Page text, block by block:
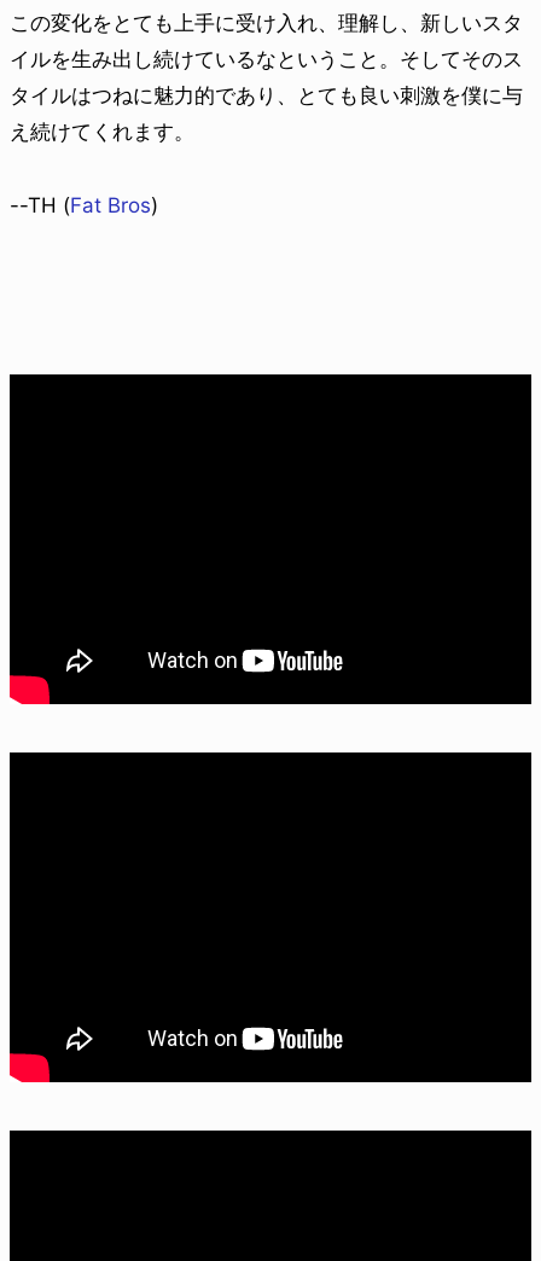
この変化をとても上手に受け入れ、理解し、新しいスタ
イルを生み出し続けているなということ。そしてそのス
タイルはつねに魅力的であり、とても良い刺激を僕に与
え続けてくれます。
--TH (Fat Bros)